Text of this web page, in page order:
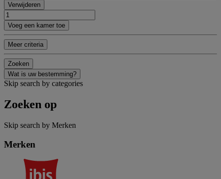
Verwijderen
Voeg een kamer toe
Meer criteria
Zoeken
Wat is uw bestemming?
Skip search by categories
Zoeken op
Skip search by Merken
Merken